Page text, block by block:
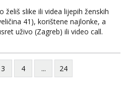
želiš slike ili videa lijepih ženskih
41), korištene najlonke, a
uživo (Zagreb) ili video call.
lijepa i obrazovana te spremna za
i ispunjavanje želja. Molim samo
na dugoročnu suradnju i koji
platiti ono što nudim. :)
3 4 ... 24